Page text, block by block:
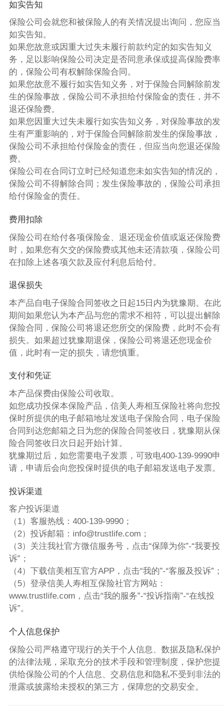
如实告知
保险公司会就您和被保险人的有关情况提出询问，您应当
如实告知。
如果您故意或因重大过失未履行前款约定的如实告知义
务，足以影响保险公司决定是否同意承保或提高保险费率
的，保险公司有权解除保险合同。
如果您故意不履行如实告知义务，对于保险合同解除前发
生的保险事故，保险公司不承担给付保险金的责任，并不
退还保险费。
如果您因重大过失未履行如实告知义务，对保险事故的发
生有严重影响的，对于保险合同解除前发生的保险事故，
保险公司不承担给付保险金的责任，但应当向您退还保险
费。
保险公司在合同订立时已经知道您未如实告知的情况的，
保险公司不得解除合同；发生保险事故的，保险公司承担
给付保险金的责任。
费用扣除
保险公司在给付各项保险金、退还现金价值或返还保险费
时，如果您有欠交的保险费或其他未还清款项，保险公司
在扣除上述各项欠款及应付利息后给付。
退保损失
本产品自电子保险合同签收之日起15日内为犹豫期。在此
期间如果您认为本产品与您的需求不相符，可以提出解除
保险合同，保险公司将退还您所交的保险费，此时不会有
损失。如果超过犹豫期退保，保险公司将退还您现金价
值，此时有一定的损失，请您慎重。
支付和凭证
本产品保费由保险公司收取。
如您成功投保本保险产品，信美人寿相互保险社将向您投
保时所提供的电子邮箱地址发送电子保险合同，电子保险
合同到达您邮箱之日为您的保险合同签收日，犹豫期从保
险合同签收日次日起开始计算。
犹豫期过后，如您需要电子发票，可致电400-139-9990申
请，申请后会向您投保时提供的电子邮箱发送电子发票。
投诉渠道
客户投诉渠道
（1）客服热线：400-139-9990；
（2）投诉邮箱：info@trustlife.com；
（3）关注我社官方微信服务号，点击“保障为你”-“我要投
诉”；
（4）下载信美相互官方APP，点击“我的”-“客服及投诉”；
（5）登录信美人寿相互保险社官方网站：
www.trustlife.com，点击“我的服务”-“投诉指南”-“在线投
诉”。
个人信息保护
保险公司严格遵守现行的关于个人信息、数据及隐私保护
的法律法规，采取充分的技术手段和管理制度，保护您提
供给保险公司的个人信息、交易信息和隐私不受到非法的
泄露或披露给未授权的第三方，保障您的交易安全。